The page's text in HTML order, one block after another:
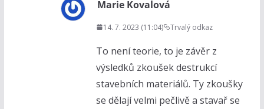
Marie Kovalová
14. 7. 2023 (11:04) Trvalý odkaz
To není teorie, to je závěr z
výsledků zkoušek destrukcí
stavebních materiálů. Ty zkoušky
se dělají velmi pečlivě a stavař se